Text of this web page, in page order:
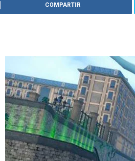
COMPARTIR